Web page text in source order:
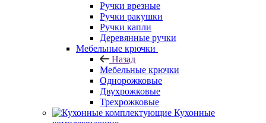
Ручки врезные
Ручки ракушки
Ручки капли
Деревянные ручки
Мебельные крючки
Назад
Мебельные крючки
Однорожковые
Двухрожковые
Трехрожковые
Кухонные